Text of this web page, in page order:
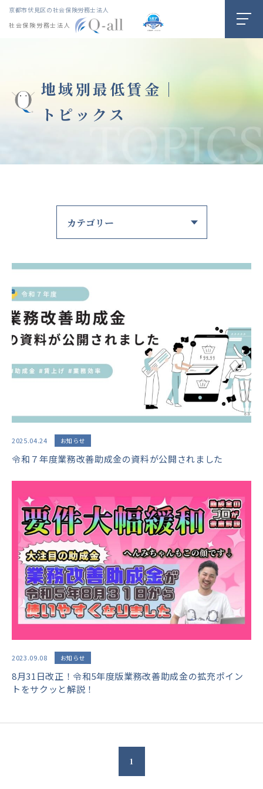
京都市伏見区の社会保険労務士法人
社会保険労務士法人
地域別最低賃金｜
トピックス
2025.04.24 お知らせ
令和７年度業務改善助成金の資料が公開されました
2023.09.08 お知らせ
8月31日改正！令和5年度版業務改善助成金の拡充ポイン
トをサクッと解説！
1